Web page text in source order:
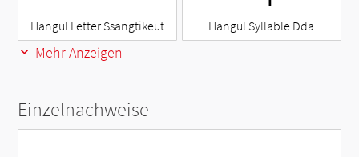
Hangul Letter Ssangtikeut Hangul Syllable Dda
Mehr Anzeigen
Einzelnachweise